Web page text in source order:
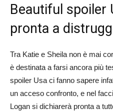
Beautiful spoiler
pronta a
Tra Katie e Sheila non è mai
è destinata a farsi ancora più
spoiler Usa ci fanno sapere
un acceso confronto, e nel
Logan si dichiarerà pronta a